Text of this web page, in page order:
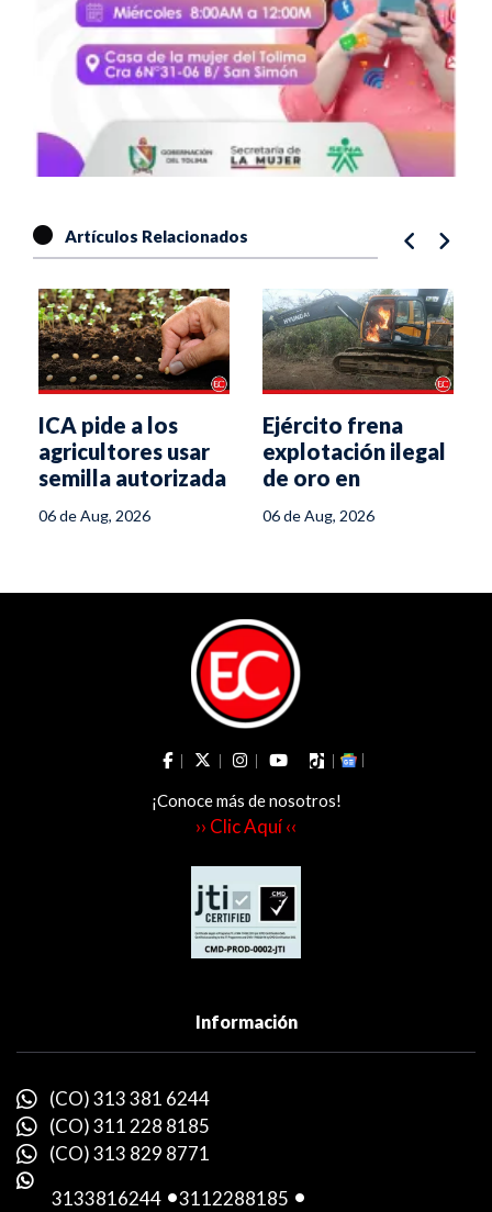
Artículos Relacionados
ICA pide a los
agricultores usar
semilla autorizada
fenómeno de El
06 de Aug, 2026
Ejército frena
explotación ilegal
de oro en
06 de Aug, 2026
¡Conoce más de nosotros!
›› Clic Aquí ‹‹
Información
(CO) 313 381 6244
(CO) 311 228 8185
(CO) 313 829 8771
3133816244 -3112288185 -